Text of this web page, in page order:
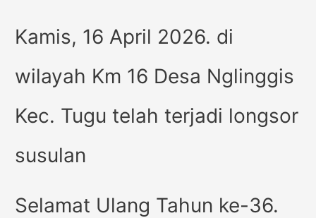
Kamis, 16 April 2026. di
wilayah Km 16 Desa Nglinggis
Kec. Tugu telah terjadi longsor
susulan
Selamat Ulang Tahun ke-36.